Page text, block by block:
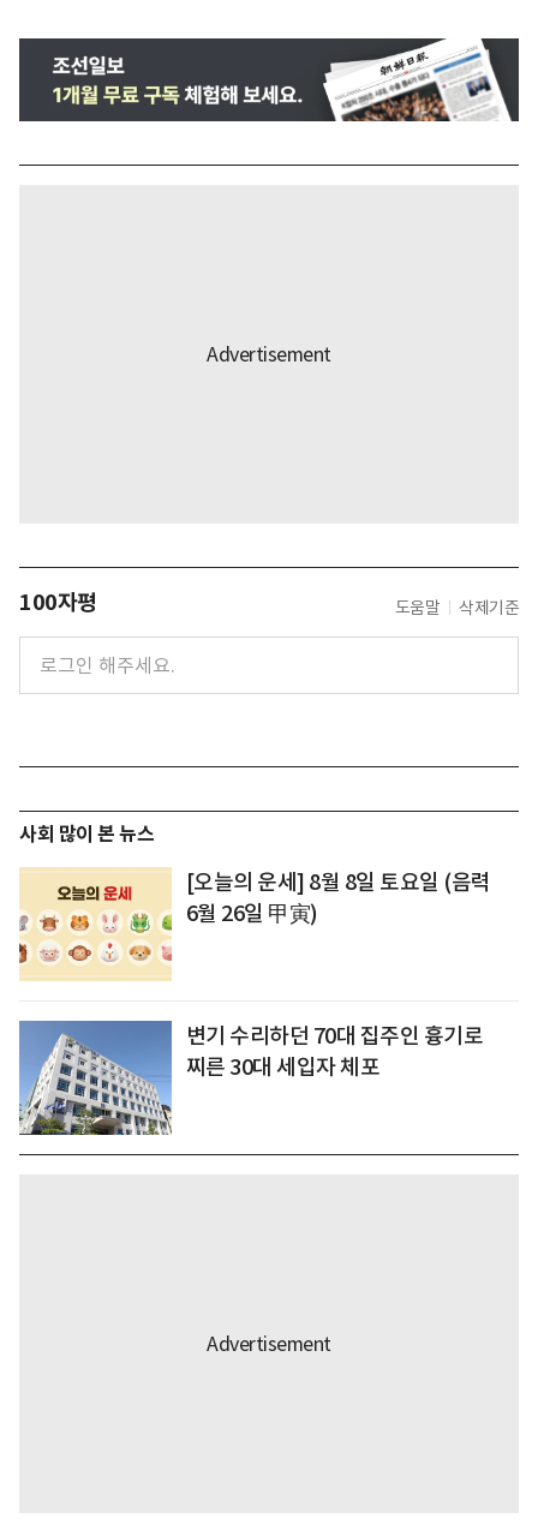
100자평 도움말 삭제기준
사회 많이 본 뉴스
[오늘의 운세] 8월 8일 토요일 (음력
6월 26일 甲寅)
변기 수리하던 70대 집주인 흉기로
찌른 30대 세입자 체포